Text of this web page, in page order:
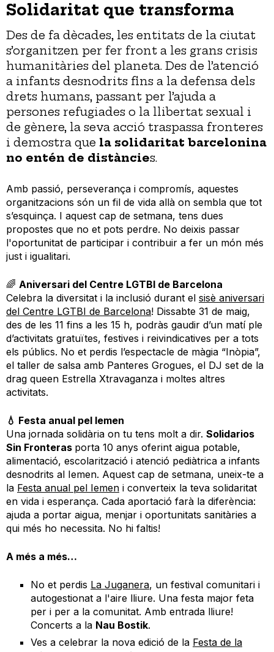
Solidaritat que transforma
Des de fa dècades, les entitats de la ciutat
s’organitzen per fer front a les grans crisis
humanitàries del planeta. Des de l’atenció
a infants desnodrits fins a la defensa dels
drets humans, passant per l’ajuda a
persones refugiades o la llibertat sexual i
de gènere, la seva acció traspassa fronteres
i demostra que la solidaritat barcelonina
no entén de distàncies.
Amb passió, perseverança i compromís, aquestes
organitzacions són un fil de vida allà on sembla que tot
s’esquinça. I aquest cap de setmana, tens dues
propostes que no et pots perdre. No deixis passar
l'oportunitat de participar i contribuir a fer un món més
just i igualitari.
🌈 Aniversari del Centre LGTBI de Barcelona
Celebra la diversitat i la inclusió durant el sisè aniversari
del Centre LGTBI de Barcelona! Dissabte 31 de maig,
des de les 11 fins a les 15 h, podràs gaudir d’un matí ple
d’activitats gratuïtes, festives i reivindicatives per a tots
els públics. No et perdis l’espectacle de màgia “Inòpia”,
el taller de salsa amb Panteres Grogues, el DJ set de la
drag queen Estrella Xtravaganza i moltes altres
activitats.
💧 Festa anual pel Iemen
Una jornada solidària on tu tens molt a dir. Solidarios
Sin Fronteras porta 10 anys oferint aigua potable,
alimentació, escolarització i atenció pediàtrica a infants
desnodrits al Iemen. Aquest cap de setmana, uneix-te a
la Festa anual pel Iemen i converteix la teva solidaritat
en vida i esperança. Cada aportació farà la diferència:
ajuda a portar aigua, menjar i oportunitats sanitàries a
qui més ho necessita. No hi faltis!
A més a més…
No et perdis La Juganera, un festival comunitari i
autogestionat a l'aire lliure. Una festa major feta
per i per a la comunitat. Amb entrada lliure!
Concerts a la Nau Bostik.
Ves a celebrar la nova edició de la Festa de la